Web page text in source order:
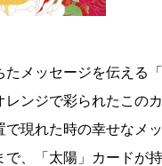
メッセージを伝える
ンジで彩られたこの
現れた時の幸せなメ
、「太陽」カードが